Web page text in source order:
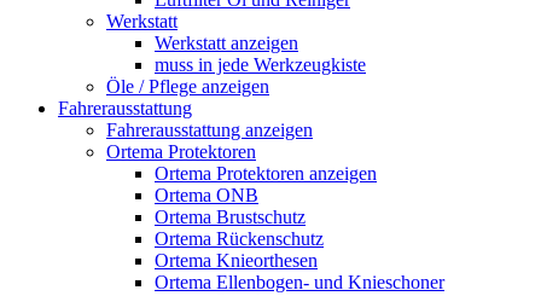
Werkstatt
Werkstatt anzeigen
muss in jede Werkzeugkiste
Öle / Pflege anzeigen
Fahrerausstattung
Fahrerausstattung anzeigen
Ortema Protektoren
Ortema Protektoren anzeigen
Ortema ONB
Ortema Brustschutz
Ortema Rückenschutz
Ortema Knieorthesen
Ortema Ellenbogen- und Knieschoner